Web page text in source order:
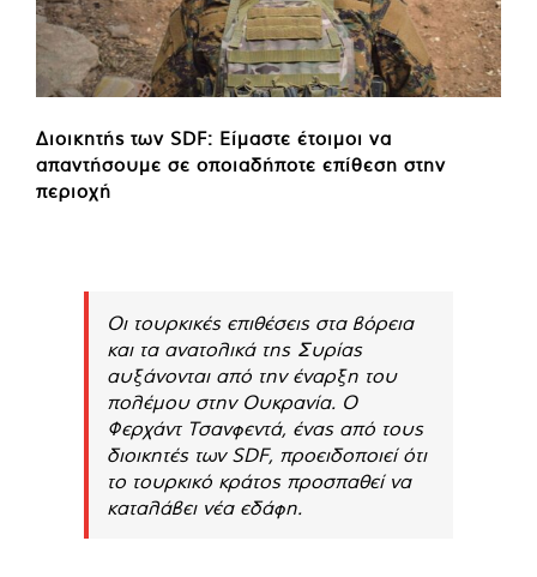
Διοικητής των SDF: Είμαστε έτοιμοι να
απαντήσουμε σε οποιαδήποτε επίθεση στην
περιοχή
Οι τουρκικές επιθέσεις στα βόρεια
και τα ανατολικά της Συρίας
αυξάνονται από την έναρξη του
πολέμου στην Ουκρανία. Ο
Φερχάντ Τσανφεντά, ένας από τους
διοικητές των SDF, προειδοποιεί ότι
το τουρκικό κράτος προσπαθεί να
καταλάβει νέα εδάφη.